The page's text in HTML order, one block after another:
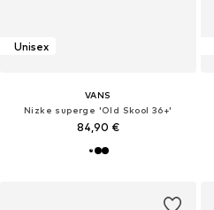
Unisex
VANS
Nizke superge 'Old Skool 36+'
84,90 €